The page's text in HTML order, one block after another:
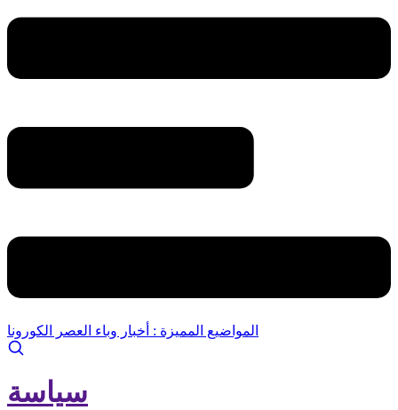
المواضيع المميزة : أخبار وباء العصر الكورونا
سياسة